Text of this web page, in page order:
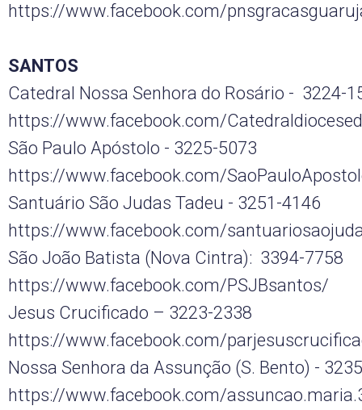
https://www.facebook.com/
SANTOS
Catedral Nossa Senhora do Rosário - 3224-
https://www.facebook.com/
São Paulo Apóstolo - 3225-5073
https://www.facebook.com/
Santuário São Judas Tadeu - 3251-4146
https://www.facebook.com/
São João Batista (Nova Cintra): 3394-7758
https://www.facebook.com/PSJBsantos/
Jesus Crucificado – 3223-2338
https://www.facebook.com/
Nossa Senhora da Assunção (S. Bento) -
https://www.facebook.com/